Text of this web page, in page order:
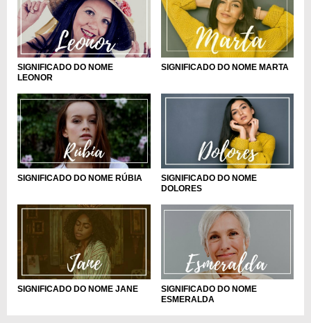
SIGNIFICADO DO NOME
LEONOR
SIGNIFICADO DO NOME MARTA
SIGNIFICADO DO NOME RÚBIA
SIGNIFICADO DO NOME
DOLORES
SIGNIFICADO DO NOME JANE
SIGNIFICADO DO NOME
ESMERALDA